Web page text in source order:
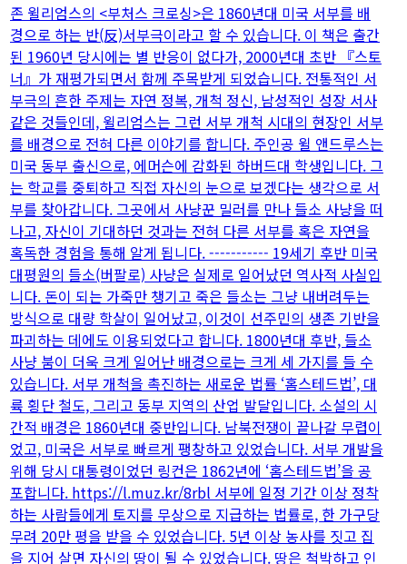
존 윌리엄스의 <부처스 크로싱>은 1860년대 미국 서부를 배
경으로 하는 반(反)서부극이라고 할 수 있습니다. 이 책은 출간
된 1960년 당시에는 별 반응이 없다가, 2000년대 초반 『스토
너』가 재평가되면서 함께 주목받게 되었습니다. 전통적인 서
부극의 흔한 주제는 자연 정복, 개척 정신, 남성적인 성장 서사
같은 것들인데, 윌리엄스는 그런 서부 개척 시대의 현장인 서부
를 배경으로 전혀 다른 이야기를 합니다. 주인공 윌 앤드루스는
미국 동부 출신으로, 에머슨에 감화된 하버드대 학생입니다. 그
는 학교를 중퇴하고 직접 자신의 눈으로 보겠다는 생각으로 서
부를 찾아갑니다. 그곳에서 사냥꾼 밀러를 만나 들소 사냥을 떠
나고, 자신이 기대하던 것과는 전혀 다른 서부를 혹은 자연을
혹독한 경험을 통해 알게 됩니다. ----------- 19세기 후반 미국
대평원의 들소(버팔로) 사냥은 실제로 일어났던 역사적 사실입
니다. 돈이 되는 가죽만 챙기고 죽은 들소는 그냥 내버려두는
방식으로 대량 학살이 일어났고, 이것이 선주민의 생존 기반을
파괴하는 데에도 이용되었다고 합니다. 1800년대 후반, 들소
사냥 붐이 더욱 크게 일어난 배경으로는 크게 세 가지를 들 수
있습니다. 서부 개척을 촉진하는 새로운 법률 ‘홈스테드법’, 대
륙 횡단 철도, 그리고 동부 지역의 산업 발달입니다. 소설의 시
간적 배경은 1860년대 중반입니다. 남북전쟁이 끝나갈 무렵이
었고, 미국은 서부로 빠르게 팽창하고 있었습니다. 서부 개발을
위해 당시 대통령이었던 링컨은 1862년에 ‘홈스테드법’을 공
포합니다. https://l.muz.kr/8rbl 서부에 일정 기간 이상 정착
하는 사람들에게 토지를 무상으로 지급하는 법률로, 한 가구당
무려 20만 평을 받을 수 있었습니다. 5년 이상 농사를 짓고 집
을 지어 살면 자신의 땅이 될 수 있었습니다. 땅은 척박하고 인